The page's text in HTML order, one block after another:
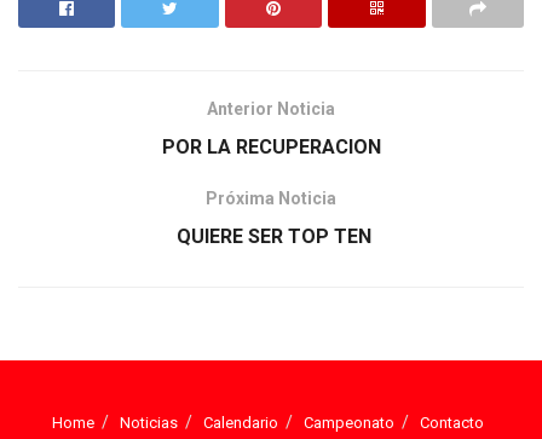
Anterior Noticia
POR LA RECUPERACION
Próxima Noticia
QUIERE SER TOP TEN
Home Noticias Calendario Campeonato Contacto